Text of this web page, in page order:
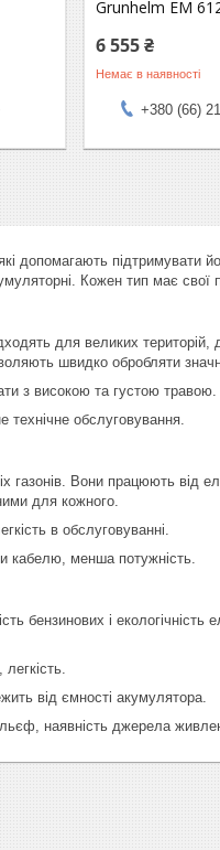
Grunhelm EM
6 555 ₴
Немає в наявності
+380 (66)
допомагають підтримувати
Кожен тип має свої
для великих
швидко обробляти
з високою та густою травою.
технічне обслуговування.
газонів. Вони працюють від
для кожного.
в обслуговуванні.
кабелю, менша потужність.
бензинових і
від ємності акумулятора.
наявність джерела